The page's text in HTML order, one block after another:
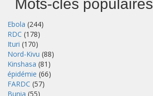
Mots-clés populaires
Ebola (244)
RDC (178)
Ituri (170)
Nord-Kivu (88)
Kinshasa (81)
épidémie (66)
FARDC (57)
Bunia (55)